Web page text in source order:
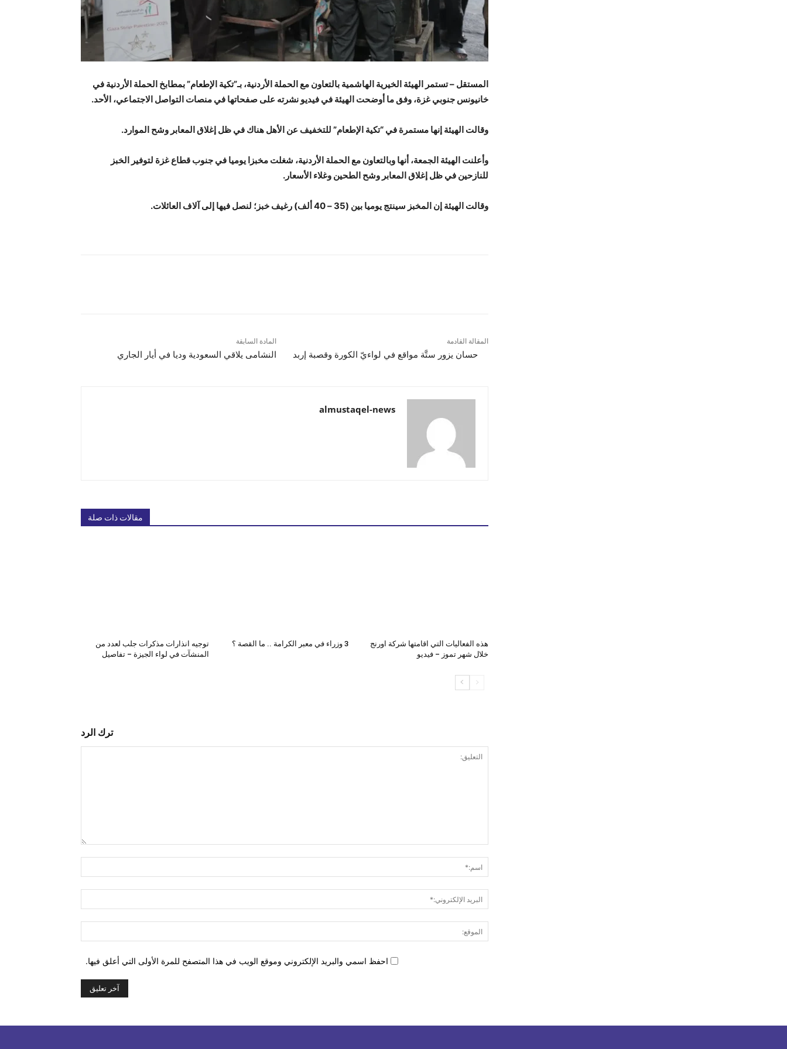
المستقل – تستمر الهيئة الخيرية الهاشمية بالتعاون مع الحملة الأردنية، بـ”تكية الإطعام” بمطابخ الحملة الأردنية في
خانيونس جنوبي غزة، وفق ما أوضحت الهيئة في فيديو نشرته على صفحاتها في منصات التواصل الاجتماعي، الأحد.
وقالت الهيئة إنها مستمرة في “تكية الإطعام” للتخفيف عن الأهل هناك في ظل إغلاق المعابر وشح الموارد.
وأعلنت الهيئة الجمعة، أنها وبالتعاون مع الحملة الأردنية، شغلت مخبزا يوميا في جنوب قطاع غزة لتوفير الخبز
للنازحين في ظل إغلاق المعابر وشح الطحين وغلاء الأسعار.
وقالت الهيئة إن المخبز سينتج يوميا بين (35 – 40 ألف) رغيف خبز؛ لنصل فيها إلى آلاف العائلات.
المادة السابقة
النشامى يلاقي السعودية وديا في أيار الجاري
المقالة القادمة
حسان يزور ستَّة مواقع في لواءيّ الكورة وقصبة إربد
almustaqel-news
مقالات ذات صلة
هذه الفعاليات التي اقامتها شركة اورنج
خلال شهر تموز – فيديو
3 وزراء في معبر الكرامة .. ما القصة ؟
توجيه انذارات مذكرات جلب لعدد من
المنشآت في لواء الجيزة – تفاصيل
ترك الرد
الإلكتروني:*
احفظ اسمي والبريد الإلكتروني وموقع الويب في هذا المتصفح للمرة الأولى التي أعلق فيها.